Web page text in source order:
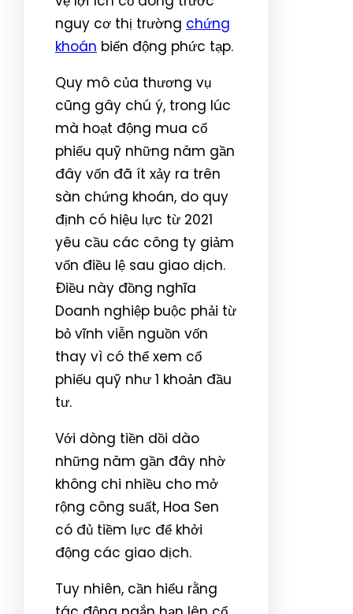
nguy cơ thị trường chứng
khoán biến động phức tạp.
Quy mô của thương vụ
cũng gây chú ý, trong lúc
mà hoạt động mua cổ
phiếu quỹ những năm gần
đây vốn đã ít xảy ra trên
sàn chứng khoán, do quy
định có hiệu lực từ 2021
yêu cầu các công ty giảm
vốn điều lệ sau giao dịch.
Điều này đồng nghĩa
Doanh nghiệp buộc phải từ
bỏ vĩnh viễn nguồn vốn
thay vì có thể xem cổ
phiếu quỹ như 1 khoản đầu
tư.
Với dòng tiền dồi dào
những năm gần đây nhờ
không chi nhiều cho mở
rộng công suất, Hoa Sen
có đủ tiềm lực để khởi
động các giao dịch.
Tuy nhiên, cần hiểu rằng